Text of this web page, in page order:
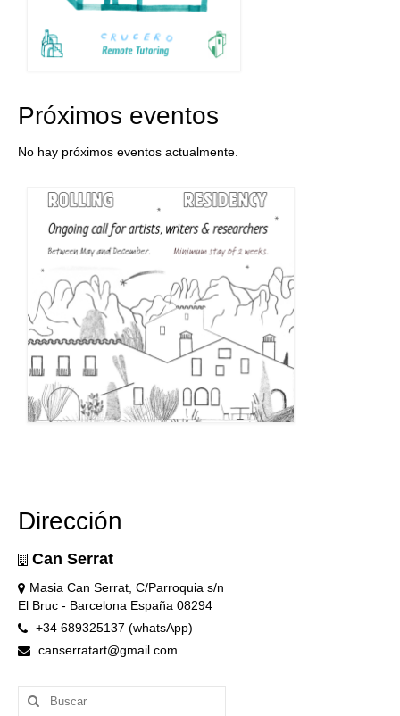
Próximos eventos
No hay próximos eventos actualmente.
Dirección
Can Serrat
Masia Can Serrat, C/Parroquia s/n
El Bruc - Barcelona España 08294
+34 689325137 (whatsApp)
canserratart@gmail.com
Buscar
por: